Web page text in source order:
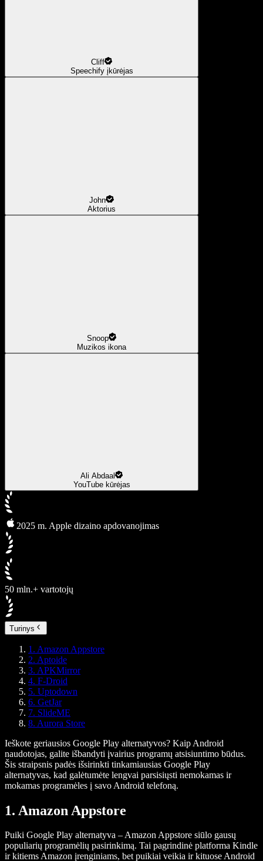
Cliff
Speechify įkūrėjas
John
Aktorius
Snoop
Muzikos ikona
Ali Abdaal
YouTube kūrėjas
2025 m. Apple dizaino apdovanojimas
50 mln.+ vartotojų
Turinys
1. Amazon Appstore
2. Aptoide
3. APKMirror
4. F-Droid
5. Uptodown
6. GetJar
7. SlideME
8. Aurora Store
Ieškote geriausios Google Play alternatyvos? Kaip Android
naudotojas, galite išbandyti įvairius programų atsisiuntimo būdus.
Šis straipsnis padės išsirinkti tinkamiausias Google Play
alternatyvas, kad galėtumėte lengvai parsisiųsti nemokamas ir
mokamas programėles į savo Android telefoną.
1. Amazon Appstore
Puiki Google Play alternatyva – Amazon Appstore siūlo gausų
populiarių programėlių pasirinkimą. Tai pagrindinė platforma Kindle
ir kitiems Amazon įrenginiams, bet puikiai veikia ir kituose Android